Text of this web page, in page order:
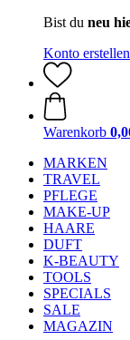
Bist du neu
Konto erstellen
Warenkorb
MARKEN
TRAVEL
PFLEGE
MAKE-UP
HAARE
DUFT
K-BEAUTY
TOOLS
SPECIALS
SALE
MAGAZIN